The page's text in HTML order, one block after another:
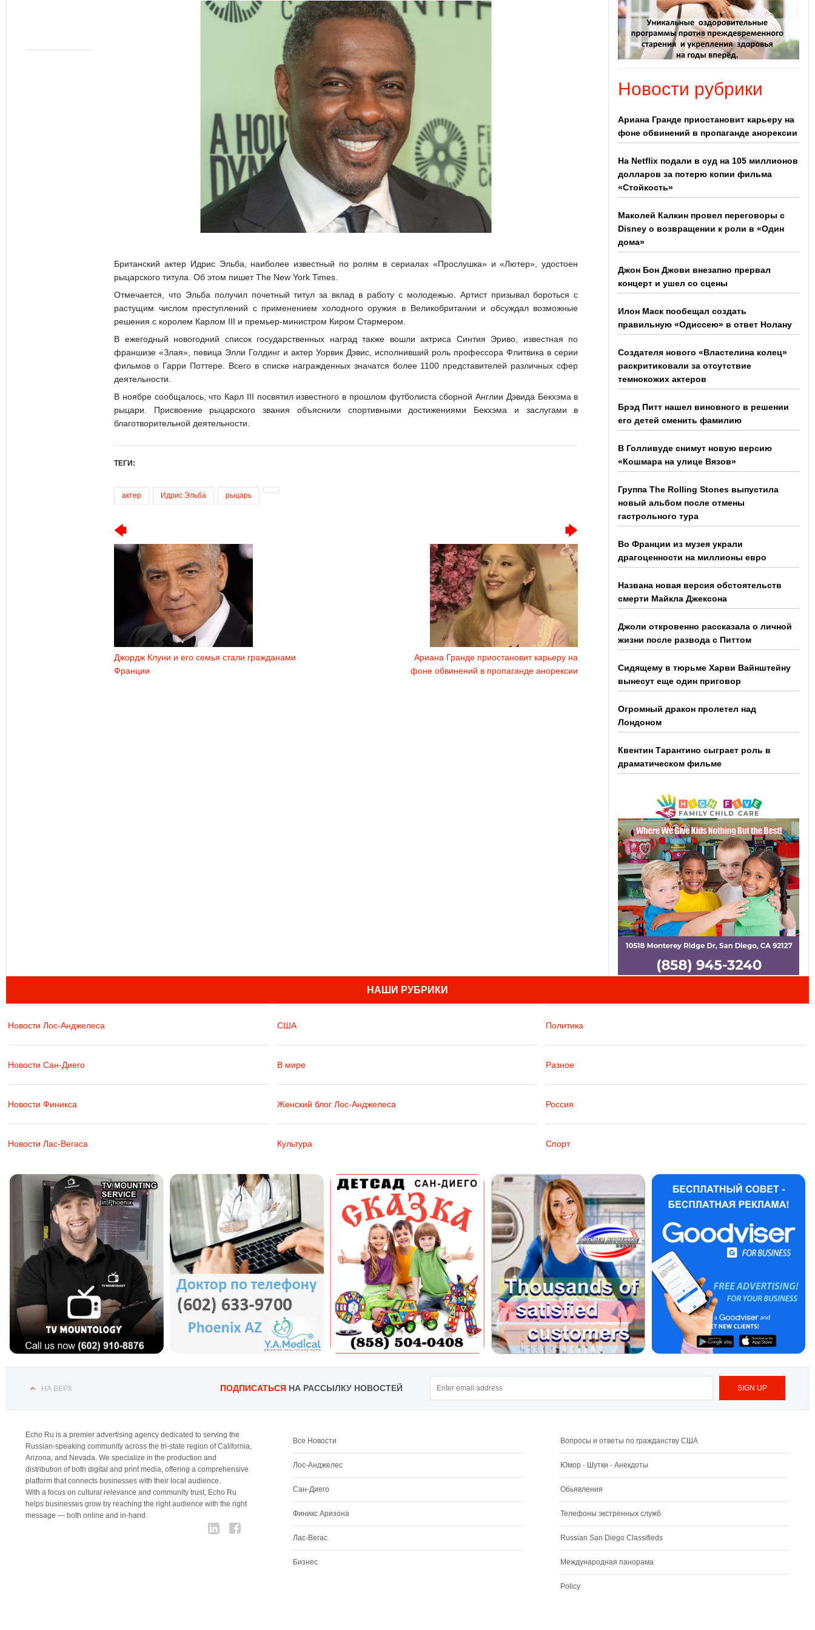
Британский актер Идрис Эльба, наиболее известный по ролям в сериалах «Прослушка» и «Лютер», удостоен
рыцарского титула. Об этом пишет The New York Times.
Отмечается, что Эльба получил почетный титул за вклад в работу с молодежью. Артист призывал бороться с
растущим числом преступлений с применением холодного оружия в Великобритании и обсуждал возможные
решения с королем Карлом III и премьер-министром Киром Стармером.
В ежегодный новогодний список государственных наград также вошли актриса Синтия Эриво, известная по
франшизе «Злая», певица Элли Голдинг и актер Уорвик Дэвис, исполнивший роль профессора Флитвика в серии
фильмов о Гарри Поттере. Всего в списке награжденных значатся более 1100 представителей различных сфер
деятельности.
В ноябре сообщалось, что Карл III посвятил известного в прошлом футболиста сборной Англии Дэвида Бекхэма в
рыцари. Присвоение рыцарского звания объяснили спортивными достижениями Бекхэма и заслугами в
благотворительной деятельности.
ТЕГИ:
актер Идрис Эльба рыцарь
Джордж Клуни и его семья стали гражданами
Франции
Ариана Гранде приостановит карьеру на
фоне обвинений в пропаганде анорексии
Новости рубрики
Ариана Гранде приостановит карьеру на
фоне обвинений в пропаганде анорексии
На Netflix подали в суд на 105 миллионов
долларов за потерю копии фильма
«Стойкость»
Маколей Калкин провел переговоры с
Disney о возвращении к роли в «Один
дома»
Джон Бон Джови внезапно прервал
концерт и ушел со сцены
Илон Маск пообещал создать
правильную «Одиссею» в ответ Нолану
Создателя нового «Властелина колец»
раскритиковали за отсутствие
темнокожих актеров
Брэд Питт нашел виновного в решении
его детей сменить фамилию
В Голливуде снимут новую версию
«Кошмара на улице Вязов»
Группа The Rolling Stones выпустила
новый альбом после отмены
гастрольного тура
Во Франции из музея украли
драгоценности на миллионы евро
Названа новая версия обстоятельств
смерти Майкла Джексона
Джоли откровенно рассказала о личной
жизни после развода с Питтом
Сидящему в тюрьме Харви Вайнштейну
вынесут еще один приговор
Огромный дракон пролетел над
Лондоном
Квентин Тарантино сыграет роль в
драматическом фильме
НАШИ РУБРИКИ
Новости Лос-Анджелеса
Новости Сан-Диего
Новости Финикса
Новости Лас-Вегаса
США
В мире
Женский блог Лос-Анджелеса
Культура
Политика
Разное
Россия
Спорт
НА ВЕРХ ПОДПИСАТЬСЯНА РАССЫЛКУ НОВОСТЕЙ
Echo Ru is a premier advertising agency dedicated to serving the
Russian-speaking community across the tri-state region of California,
Arizona, and Nevada. We specialize in the production and
distribution of both digital and print media, offering a comprehensive
platform that connects businesses with their local audience.
With a focus on cultural relevance and community trust, Echo Ru
helps businesses grow by reaching the right audience with the right
message — both online and in-hand.
Все Новости
Лос-Анджелес
Сан-Диего
Финикс Аризона
Лас-Вегас
Бизнес
Вопросы и ответы по гражданству США
Юмор - Шутки - Анекдоты
Обьявления
Телефоны экстренных служб
Russian San Diego Classifieds
Международная панорама
Policy